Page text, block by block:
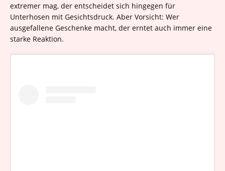
extremer mag, der entscheidet sich hingegen für
Unterhosen mit Gesichtsdruck. Aber Vorsicht: Wer
ausgefallene Geschenke macht, der erntet auch immer eine
starke Reaktion.